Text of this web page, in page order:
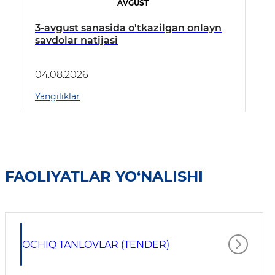
AVGUST
3-avgust sanasida o'tkazilgan onlayn
savdolar natijasi
04.08.2026
Yangiliklar
FAOLIYATLAR YO‘NALISHI
OCHIQ TANLOVLAR (TENDER)